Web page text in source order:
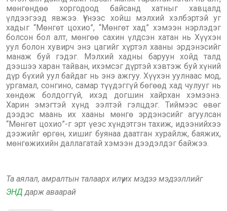
мөнгөндөө хоргодоод байсанд хатныг хавцалд
үлдээгээд явжээ. Үүнээс хойш мэлхий хэлбэртэй уг
хадыг “Мөнгөт цохио”, “Мөнгөт хад” хэмээн нэрлэдэг
болсон бол алт, мөнгөө сахин үлдсэн хатан нь Хүүхэн
уул болон хувирч энэ цагийг хүртэл хааны эрдэнэсийг
манаж буй гэдэг. Мэлхий хадны баруун хойд талд
дээшээ харан тайван, ихэмсэг дүртэй хэвтэж буй хүний
дүр бүхий уул байдаг нь энэ ажгуу. Хүүхэн уулнаас мод,
ургамал, сонгино, самар түүдэггүй бөгөөд хад чулууг нь
хөндөж болдоггүй, ихэд догшин хайрхан хэмээнэ.
Харин эмэгтэй хүнд ээлтэй гэлцдэг. Тиймээс өвөг
дээдэс маань их хааны мөнгө эрдэнэсийг агуулсан
“Мөнгөт цохио”-г эрт үеэс хүндэтгэн тахиж, идээнийхээ
дээжийг өргөн, хишиг буянаа даатган хурайлж, баяжих,
мөнгөжихийн даллагатай хэмээн дээдэлдэг байжээ.
Та аялал, амралтын талаарх илүү их мэдээ мэдээллийг
ЭНД дарж аваарай